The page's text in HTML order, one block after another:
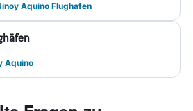
Aquino Flughafen
Aquino